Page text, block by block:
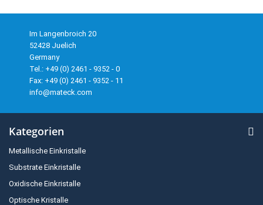
Im Langenbroich 20
52428 Juelich
Germany
Tel.: +49 (0) 2461 - 9352 - 0
Fax: +49 (0) 2461 - 9352 - 11
info@mateck.com
Kategorien
Metallische Einkristalle
Substrate Einkristalle
Oxidische Einkristalle
Optische Kristalle